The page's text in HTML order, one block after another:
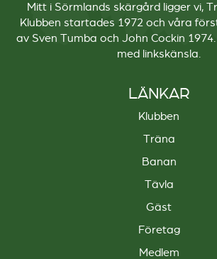
Mitt i Sörmlands skärgård ligger vi,
Klubben startades 1972 och våra
av Sven Tumba och John Cockin
med linkskänsla.
LÄNKAR
Klubben
Träna
Banan
Tävla
Gäst
Företag
Medlem